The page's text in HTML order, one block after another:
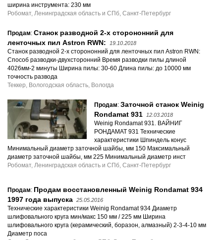
ширина инструмента: 230 мм
Робомат, Ленинградская область и СПб, Санкт-Петербург
Продам: Станок разводной 2-х сторононний для
ленточных пил Astron RWN:
19.10.2018
Станок разводной 2-х сторононний для ленточных пил Astron RWN:
Способ разводки-двухсторонний Время разводки пилы длиной
4026мм-2 минуты Ширина пилы: 30-60 Длина пилы: до 10000 мм
точность развода
Теккер, Вологодская область, Вологда
Продам: Заточной станок Weinig
Rondamat 931
12.03.2018
Weinig Rondamat 931. ВАЙНИГ
РОНДАМАТ 931 Технические
характеристики Шпиндель конус
Минимальный диаметр заточной шайбы, мм 150 Максимальный
диаметр заточной шайбы, мм 225 Минимальный диаметр инст
Робомат, Ленинградская область и СПб, Санкт-Петербург
Продам: Продам восстановленный Weinig Rondamat 934
1997 года выпуска 25.05.2016
Технические характеристики Weinig Rondamat 934 Диаметр
шлифовального круга мин/макс 150 мм / 225 мм Ширина
шлифовального круга (керамический, боразон, алмазный) 2-3-4-10 мм
Диаметр поса